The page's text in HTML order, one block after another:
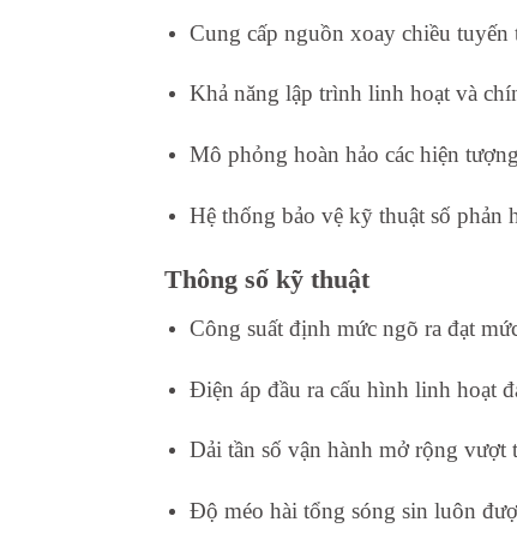
Cung cấp nguồn xoay chiều
Khả năng lập trình linh hoạt và
Mô phỏng hoàn hảo các hiện
Hệ thống bảo vệ kỹ thuật số phản
Thông số kỹ thuật
Công suất định mức ngõ ra đạt
Điện áp đầu ra cấu hình linh hoạt
Dải tần số vận hành mở rộng
Độ méo hài tổng sóng sin luôn